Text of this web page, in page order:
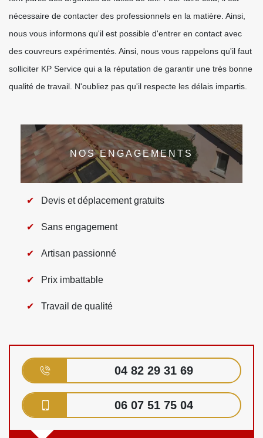
nécessaire de contacter des professionnels en la matière. Ainsi,
nous vous informons qu'il est possible d'entrer en contact avec
des couvreurs expérimentés. Ainsi, nous vous rappelons qu'il faut
solliciter KP Service qui a la réputation de garantir une très bonne
qualité de travail. N'oubliez pas qu'il respecte les délais impartis.
NOS ENGAGEMENTS
Devis et déplacement gratuits
Sans engagement
Artisan passionné
Prix imbattable
Travail de qualité
04 82 29 31 69
06 07 51 75 04